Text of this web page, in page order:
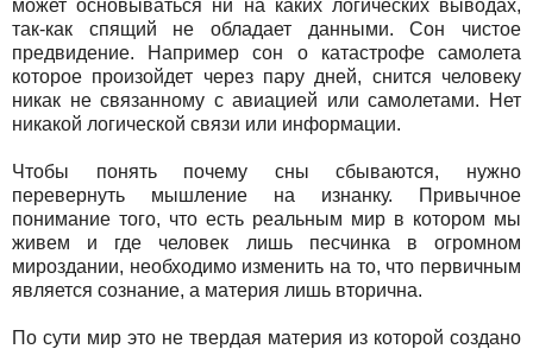
может основываться ни на каких логических выводах,
так-как спящий не обладает данными. Сон чистое
предвидение. Например сон о катастрофе самолета
которое произойдет через пару дней, снится человеку
никак не связанному с авиацией или самолетами. Нет
никакой логической связи или информации.
Чтобы понять почему сны сбываются, нужно
перевернуть мышление на изнанку. Привычное
понимание того, что есть реальным мир в котором мы
живем и где человек лишь песчинка в огромном
мироздании, необходимо изменить на то, что первичным
является сознание, а материя лишь вторична.
По сути мир это не твердая материя из которой создано